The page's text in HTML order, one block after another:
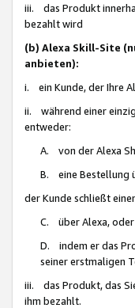
iii. das Produkt
bezahlt wird
(b) Alexa Skill-Site
anbieten):
i. ein Kunde, der Ihre
ii. während einer
entweder:
A. von der Alexa
B. eine Bestellung
der Kunde schließt
C. über Alexa, oder
D. indem er das
seiner erstmaligen
iii. das Produkt, das
ihm bezahlt.